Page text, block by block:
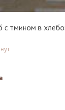
тмином в